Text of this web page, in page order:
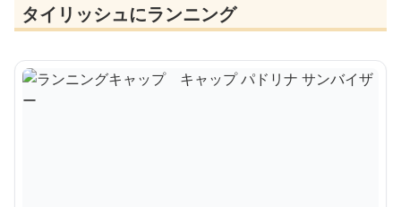
タイリッシュにランニング